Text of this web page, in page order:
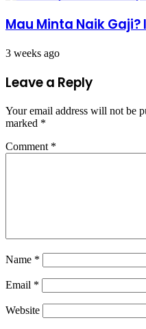
Mau Minta Naik
3 weeks ago
Leave a Reply
Your email address will not be
marked *
Comment *
Name *
Email *
Website